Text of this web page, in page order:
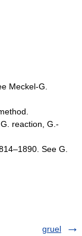
Meckel-G.
reaction, G.-
See G.
gruel